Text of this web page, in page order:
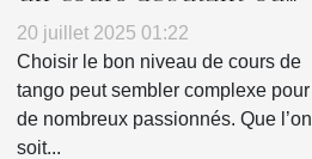
intermédiaire en tango
?
20 juillet 2025 01:22
Choisir le bon niveau de cours de
tango peut sembler complexe pour
de nombreux passionnés. Que l’on
soit...